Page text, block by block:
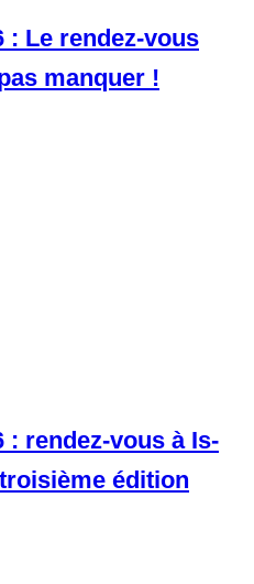
: Le rendez-vous
manquer !
: rendez-vous à Is-
édition